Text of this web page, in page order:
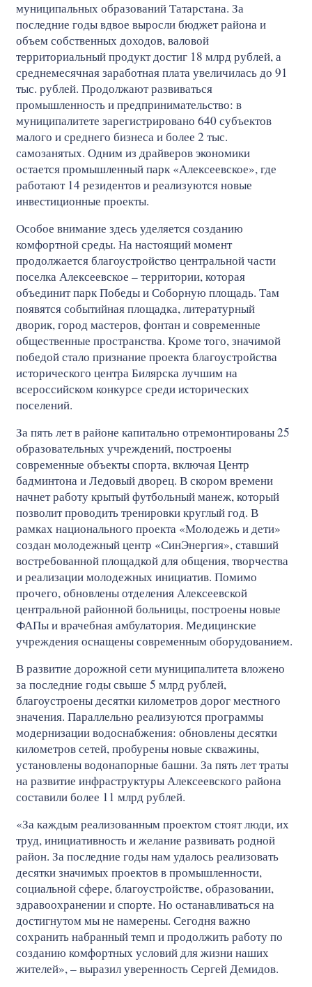
муниципальных образований Татарстана. За
последние годы вдвое выросли бюджет района и
объем собственных доходов, валовой
территориальный продукт достиг 18 млрд рублей, а
среднемесячная заработная плата увеличилась до 91
тыс. рублей. Продолжают развиваться
промышленность и предпринимательство: в
муниципалитете зарегистрировано 640 субъектов
малого и среднего бизнеса и более 2 тыс.
самозанятых. Одним из драйверов экономики
остается промышленный парк «Алексеевское», где
работают 14 резидентов и реализуются новые
инвестиционные проекты.
Особое внимание здесь уделяется созданию
комфортной среды. На настоящий момент
продолжается благоустройство центральной части
поселка Алексеевское – территории, которая
объединит парк Победы и Соборную площадь. Там
появятся событийная площадка, литературный
дворик, город мастеров, фонтан и современные
общественные пространства. Кроме того, значимой
победой стало признание проекта благоустройства
исторического центра Билярска лучшим на
всероссийском конкурсе среди исторических
поселений.
За пять лет в районе капитально отремонтированы 25
образовательных учреждений, построены
современные объекты спорта, включая Центр
бадминтона и Ледовый дворец. В скором времени
начнет работу крытый футбольный манеж, который
позволит проводить тренировки круглый год. В
рамках национального проекта «Молодежь и дети»
создан молодежный центр «СинЭнергия», ставший
востребованной площадкой для общения, творчества
и реализации молодежных инициатив. Помимо
прочего, обновлены отделения Алексеевской
центральной районной больницы, построены новые
ФАПы и врачебная амбулатория. Медицинские
учреждения оснащены современным оборудованием.
В развитие дорожной сети муниципалитета вложено
за последние годы свыше 5 млрд рублей,
благоустроены десятки километров дорог местного
значения. Параллельно реализуются программы
модернизации водоснабжения: обновлены десятки
километров сетей, пробурены новые скважины,
установлены водонапорные башни. За пять лет траты
на развитие инфраструктуры Алексеевского района
составили более 11 млрд рублей.
«За каждым реализованным проектом стоят люди, их
труд, инициативность и желание развивать родной
район. За последние годы нам удалось реализовать
десятки значимых проектов в промышленности,
социальной сфере, благоустройстве, образовании,
здравоохранении и спорте. Но останавливаться на
достигнутом мы не намерены. Сегодня важно
сохранить набранный темп и продолжить работу по
созданию комфортных условий для жизни наших
жителей», – выразил уверенность Сергей Демидов.